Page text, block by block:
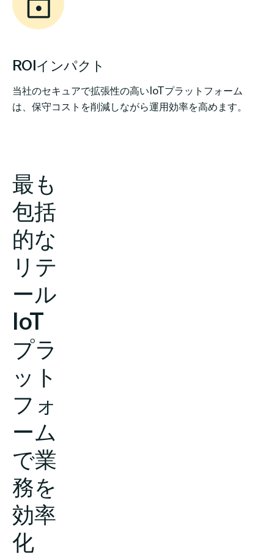
ROIインパクト
当社のセキュアで拡張性の高いIoTプラットフォーム
は、保守コストを削減しながら運用効率を高めます。
最も
包括
的な
リテ
ール
IoT
プラ
ット
フォ
ーム
で業
務を
効率
化